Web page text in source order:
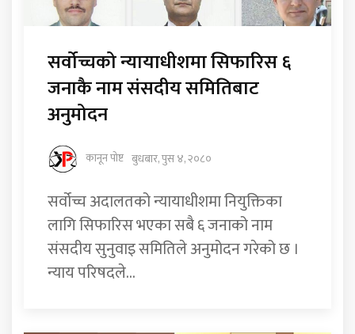
सर्वोच्चको न्यायाधीशमा सिफारिस ६
जनाकै नाम संसदीय समितिबाट
अनुमोदन
कानून पोष्ट बुधबार, पुस ४, २०८०
सर्वोच्च अदालतको न्यायाधीशमा नियुक्तिका
लागि सिफारिस भएका सबै ६ जनाको नाम
संसदीय सुनुवाइ समितिले अनुमोदन गरेको छ ।
न्याय परिषदले...